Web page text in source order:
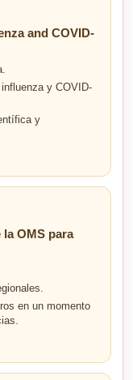
and COVID-
y COVID-
y
la OMS para
en un momento